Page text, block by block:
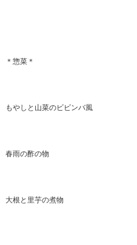
＊惣菜＊
もやしと山菜のビビンバ風
春雨の酢の物
大根と里芋の煮物